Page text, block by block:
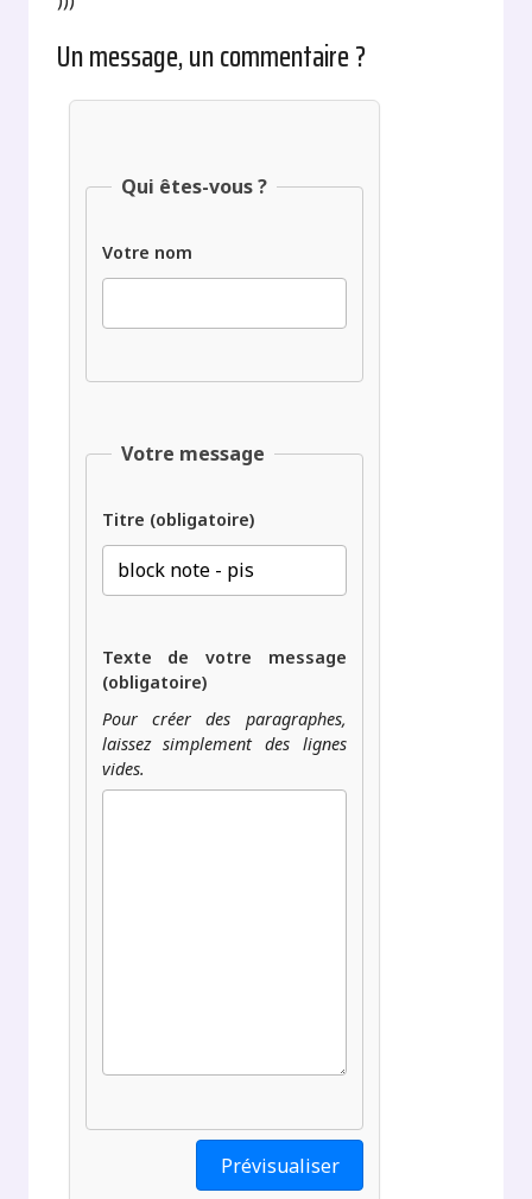
Un message, un commentaire ?
Qui êtes-vous ?
Votre nom
Votre message
Titre (obligatoire)
Texte de votre message
(obligatoire)
Pour créer des paragraphes,
laissez simplement des lignes
vides.